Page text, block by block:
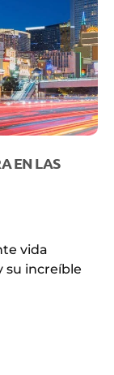
EN LAS
vida
su increíble